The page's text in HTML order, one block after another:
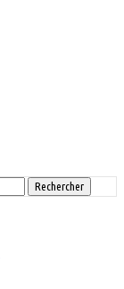
Rechercher